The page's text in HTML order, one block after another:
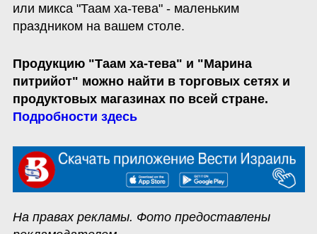
или микса "Таам ха-тева" - маленьким
праздником на вашем столе.
Продукцию "Таам ха-тева" и "Марина
питрийот" можно найти в торговых сетях и
Подробности здесь
На правах рекламы. Фото предоставлены